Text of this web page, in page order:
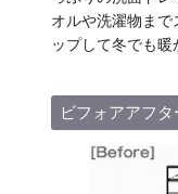
オルや洗濯物ま
ップして冬でも暖
ビフォアアフタ